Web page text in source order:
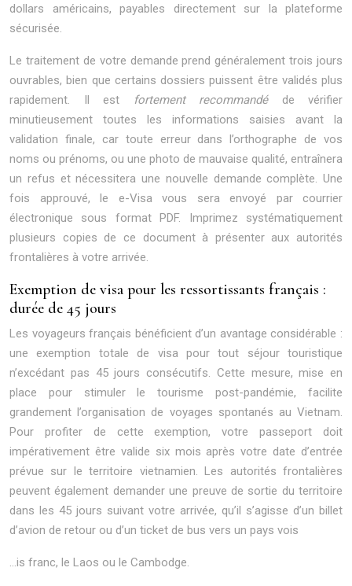
dollars américains, payables directement sur la plateforme
sécurisée.
Le traitement de votre demande prend généralement trois jours
ouvrables, bien que certains dossiers puissent être validés plus
rapidement. Il est
fortement recommandéde vérifier
minutieusement toutes les informations saisies avant la
validation finale, car toute erreur dans l’orthographe de vos
noms ou prénoms, ou une photo de mauvaise qualité, entraînera
un refus et nécessitera une nouvelle demande complète. Une
fois approuvé, le e-Visa vous sera envoyé par courrier
électronique sous format PDF. Imprimez systématiquement
plusieurs copies de ce document à présenter aux autorités
frontalières à votre arrivée.
Exemption de visa pour les ressortissants français :
durée de 45 jours
Les voyageurs français bénéficient d’un avantage considérable :
une exemption totale de visa pour tout séjour touristique
n’excédant pas 45 jours consécutifs. Cette mesure, mise en
place pour stimuler le tourisme post-pandémie, facilite
grandement l’organisation de voyages spontanés au Vietnam.
Pour profiter de cette exemption, votre passeport doit
impérativement être valide six mois après votre date d’entrée
prévue sur le territoire vietnamien. Les autorités frontalières
peuvent également demander une preuve de sortie du territoire
dans les 45 jours suivant votre arrivée, qu’il s’agisse d’un billet
d’avion de retour ou d’un ticket de bus vers un pays vois
…is franc, le Laos ou le Cambodge.